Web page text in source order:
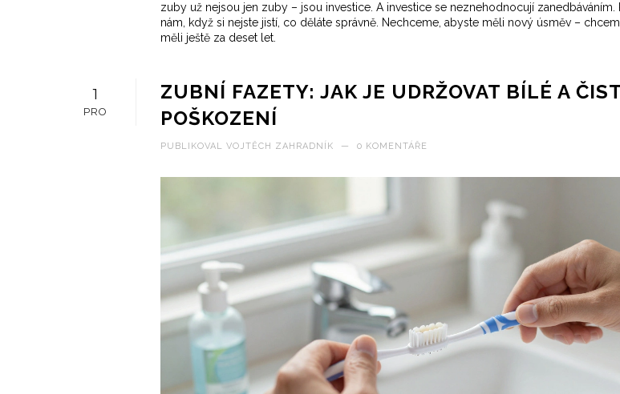
zuby už nejsou jen zuby – jsou investice. A investice se neznehodnocují zanedbáváním.
nám, když si nejste jistí, co děláte správně. Nechceme, abyste měli nový úsměv –
měli ještě za deset let.
1
PRO
ZUBNÍ FAZETY: JAK JE UDRŽOVAT BÍLÉ A
POŠKOZENÍ
PUBLIKOVAL VOJTĚCH ZAHRADNÍK — 0 KOMENTÁŘE